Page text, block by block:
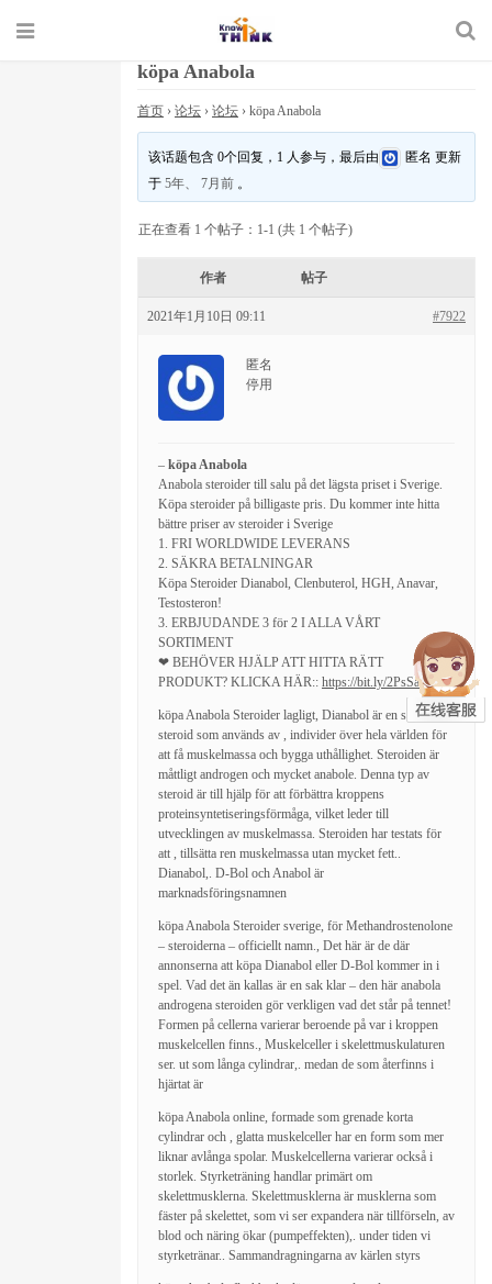
köpa Anabola
首页 › 论坛 › 论坛 › köpa Anabola
该话题包含 0个回复，1 人参与，最后由 匿名 更新
于5年、 7月前 。
正在查看 1 个帖子：1-1 (共 1 个帖子)
作者 帖子
2021年1月10日 09:11 #7922
匿名
停用
– köpa Anabola
Anabola steroider till salu på det lägsta priset i Sverige.
Köpa steroider på billigaste pris. Du kommer inte hitta
bättre priser av steroider i Sverige
1. FRI WORLDWIDE LEVERANS
2. SÄKRA BETALNINGAR
Köpa Steroider Dianabol, Clenbuterol, HGH, Anavar,
Testosteron!
3. ERBJUDANDE 3 för 2 I ALLA VÅRT
SORTIMENT
❤ BEHÖVER HJÄLP ATT HITTA RÄTT
PRODUKT? KLICKA HÄR:: https://bit.ly/2PsSa25❤
köpa Anabola Steroider lagligt, Dianabol är en sådan
steroid som används av , individer över hela världen för
att få muskelmassa och bygga uthållighet. Steroiden är
måttligt androgen och mycket anabole. Denna typ av
steroid är till hjälp för att förbättra kroppens
proteinsyntetiseringsförmåga, vilket leder till
utvecklingen av muskelmassa. Steroiden har testats för
att , tillsätta ren muskelmassa utan mycket fett..
Dianabol,. D-Bol och Anabol är
marknadsföringsnamnen
köpa Anabola Steroider sverige, för Methandrostenolone
– steroiderna – officiellt namn., Det här är de där
annonserna att köpa Dianabol eller D-Bol kommer in i
spel. Vad det än kallas är en sak klar – den här anabola
androgena steroiden gör verkligen vad det står på tennet!
Formen på cellerna varierar beroende på var i kroppen
muskelcellen finns., Muskelceller i skelettmuskulaturen
ser. ut som långa cylindrar,. medan de som återfinns i
hjärtat är
köpa Anabola online, formade som grenade korta
cylindrar och , glatta muskelceller har en form som mer
liknar avlånga spolar. Muskelcellerna varierar också i
storlek. Styrketräning handlar primärt om
skelettmusklerna. Skelettmusklerna är musklerna som
fäster på skelettet, som vi ser expandera när tillförseln, av
blod och näring ökar (pumpeffekten),. under tiden vi
styrketränar.. Sammandragningarna av kärlen styrs